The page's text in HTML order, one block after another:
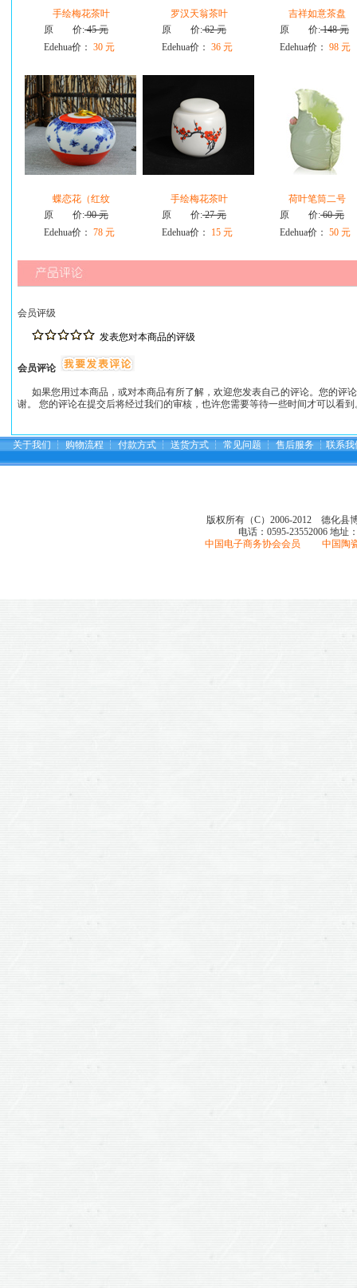
手绘梅花茶叶
原 价:45 元
Edehua价： 30 元
罗汉天翁茶叶
原 价:62 元
Edehua价： 36 元
吉祥如意茶盘
原 价:148 元
Edehua价： 98 元
蝶恋花（红纹
原 价:90 元
Edehua价： 78 元
手绘梅花茶叶
原 价:27 元
Edehua价：
15 元
荷叶笔筒二号
原 价:60 元
Edehua价： 50 元
会员评级
发表您对本商品的评级
会员评论
如果您用过本商品，或对本商品有所了解，欢迎您发表自己的评论。您的评
谢。 您的评论在提交后将经过我们的审核，也许您需要等待一些时间才可以看
关于我们 ┆ 购物流程 ┆ 付款方式 ┆ 送货方式 ┆ 常见问题 ┆ 售后服务 ┆ 联系我
版权所有（C）2006-2012 德化县
电话：0595-23552006 地址
中国电子商务协会会员 中国陶